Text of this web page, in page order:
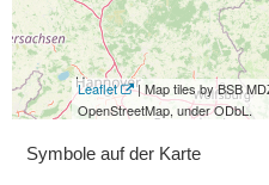
Leaflet
| Map tiles by BSB
OpenStreetMap, under ODbL.
Symbole auf der Karte